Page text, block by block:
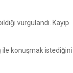
vurgulandı. Kayıp
ile konuşmak istediğini